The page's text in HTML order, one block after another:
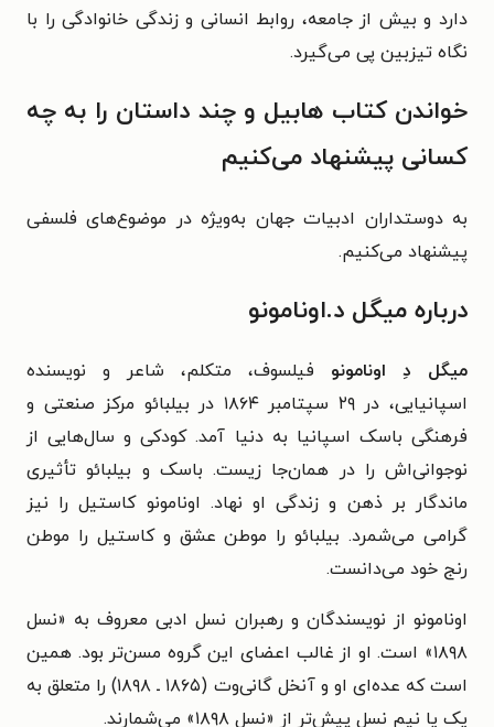
دارد و بیش از جامعه، روابط انسانی و زندگی خانوادگی را با
نگاه تیزبین پی می‌گیرد.
خواندن کتاب هابیل و چند داستان را به چه
کسانی پیشنهاد می‌کنیم
به دوستداران ادبیات جهان به‌ویژه در موضوع‌های فلسفی
پیشنهاد می‌کنیم.
درباره میگل د.اونامونو
میگل دِ اونامونو فیلسوف، متکلم، شاعر و نویسنده
اسپانیایی، در ۲۹ سپتامبر ۱۸۶۴ در بیلبائو مرکز صنعتی و
فرهنگی باسک اسپانیا به دنیا آمد. کودکی و سال‌هایی از
نوجوانی‌اش را در همان‌جا زیست. باسک و بیلبائو تأثیری
ماندگار بر ذهن و زندگی او نهاد. اونامونو کاستیل را نیز
گرامی می‌شمرد. بیلبائو را موطن عشق و کاستیل را موطن
رنج خود می‌دانست.
اونامونو از نویسندگان و رهبران نسل ادبی معروف به «نسل
۱۸۹۸» است. او از غالب اعضای این گروه مسن‌تر بود. همین
است که عده‌ای او و آنخل گانی‌وت (۱۸۶۵ ـ ۱۸۹۸) را متعلق به
یک یا نیم نسل پیش‌تر از «نسل ۱۸۹۸» می‌شمارند.